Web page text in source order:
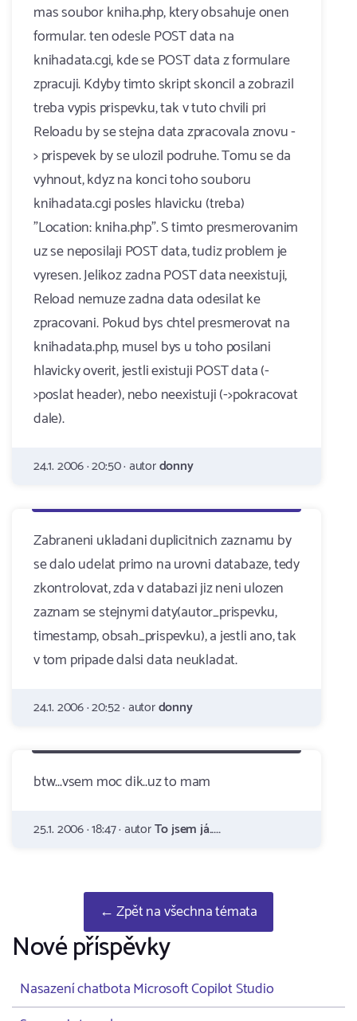
mas soubor kniha.php, ktery obsahuje onen
formular. ten odesle POST data na
knihadata.cgi, kde se POST data z formulare
zpracuji. Kdyby timto skript skoncil a zobrazil
treba vypis prispevku, tak v tuto chvili pri
Reloadu by se stejna data zpracovala znovu -
> prispevek by se ulozil podruhe. Tomu se da
vyhnout, kdyz na konci toho souboru
knihadata.cgi posles hlavicku (treba)
"Location: kniha.php". S timto presmerovanim
uz se neposilaji POST data, tudiz problem je
vyresen. Jelikoz zadna POST data neexistuji,
Reload nemuze zadna data odesilat ke
zpracovani. Pokud bys chtel presmerovat na
knihadata.php, musel bys u toho posilani
hlavicky overit, jestli existuji POST data (-
>poslat header), nebo neexistuji (->pokracovat
dale).
24.1. 2006 · 20:50 · autordonny
Zabraneni ukladani duplicitnich zaznamu by
se dalo udelat primo na urovni databaze, tedy
zkontrolovat, zda v databazi jiz neni ulozen
zaznam se stejnymi daty(autor_prispevku,
timestamp, obsah_prispevku), a jestli ano, tak
v tom pripade dalsi data neukladat.
24.1. 2006 · 20:52 · autordonny
btw...vsem moc dik..uz to mam
25.1. 2006 · 18:47 · autorTo jsem já.....
← Zpět na všechna témata
Nové příspěvky
Nasazení chatbota Microsoft Copilot Studio